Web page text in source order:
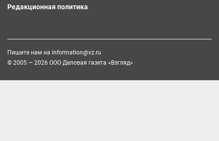
Редакционная политика
Пишите нам на information@vz.ru
© 2005 — 2026 ООО Деловая газета «Взгляд»